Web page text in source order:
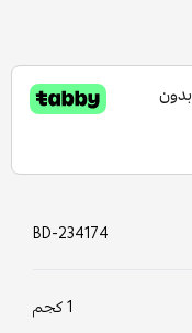
BD-234174
1 كجم